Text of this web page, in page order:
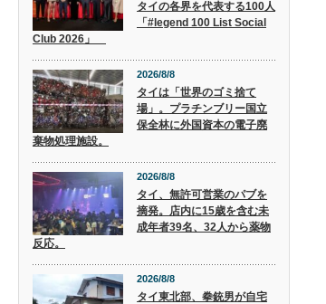
タイの各界を代表する100人
「#legend 100 List Social
Club 2026」
2026/8/8
タイは「世界のゴミ捨て
場」。プラチンブリー国立
保全林に外国資本の電子廃
棄物処理施設。
2026/8/8
タイ、無許可営業のパブを
摘発。店内に15歳を含む未
成年者39名、32人から薬物
反応。
2026/8/8
タイ東北部、拳銃男が自宅